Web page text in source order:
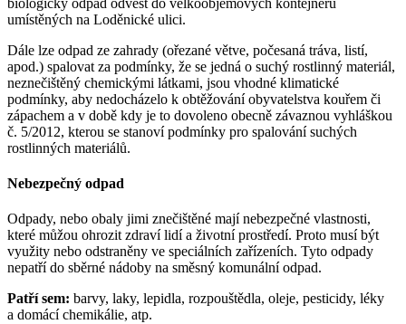
biologický odpad odvést do velkoobjemových kontejnerů
umístěných na Loděnické ulici.
Dále lze odpad ze zahrady (ořezané větve, počesaná tráva, listí,
apod.) spalovat za podmínky, že se jedná o suchý rostlinný materiál,
neznečištěný chemickými látkami, jsou vhodné klimatické
podmínky, aby nedocházelo k obtěžování obyvatelstva kouřem či
zápachem a v době kdy je to dovoleno obecně závaznou vyhláškou
č. 5/2012, kterou se stanoví podmínky pro spalování suchých
rostlinných materiálů.
Nebezpečný odpad
Odpady, nebo obaly jimi znečištěné mají nebezpečné vlastnosti,
které můžou ohrozit zdraví lidí a životní prostředí. Proto musí být
využity nebo odstraněny ve speciálních zařízeních. Tyto odpady
nepatří do sběrné nádoby na směsný komunální odpad.
Patří sem: barvy, laky, lepidla, rozpouštědla, oleje, pesticidy, léky
a domácí chemikálie, atp.